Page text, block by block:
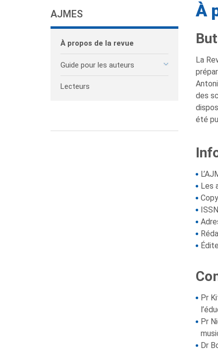
AJMES
À propos de la revue
Guide pour les auteurs
Lecteurs
À
La
des
été
Les
Pr
Pr
Dr